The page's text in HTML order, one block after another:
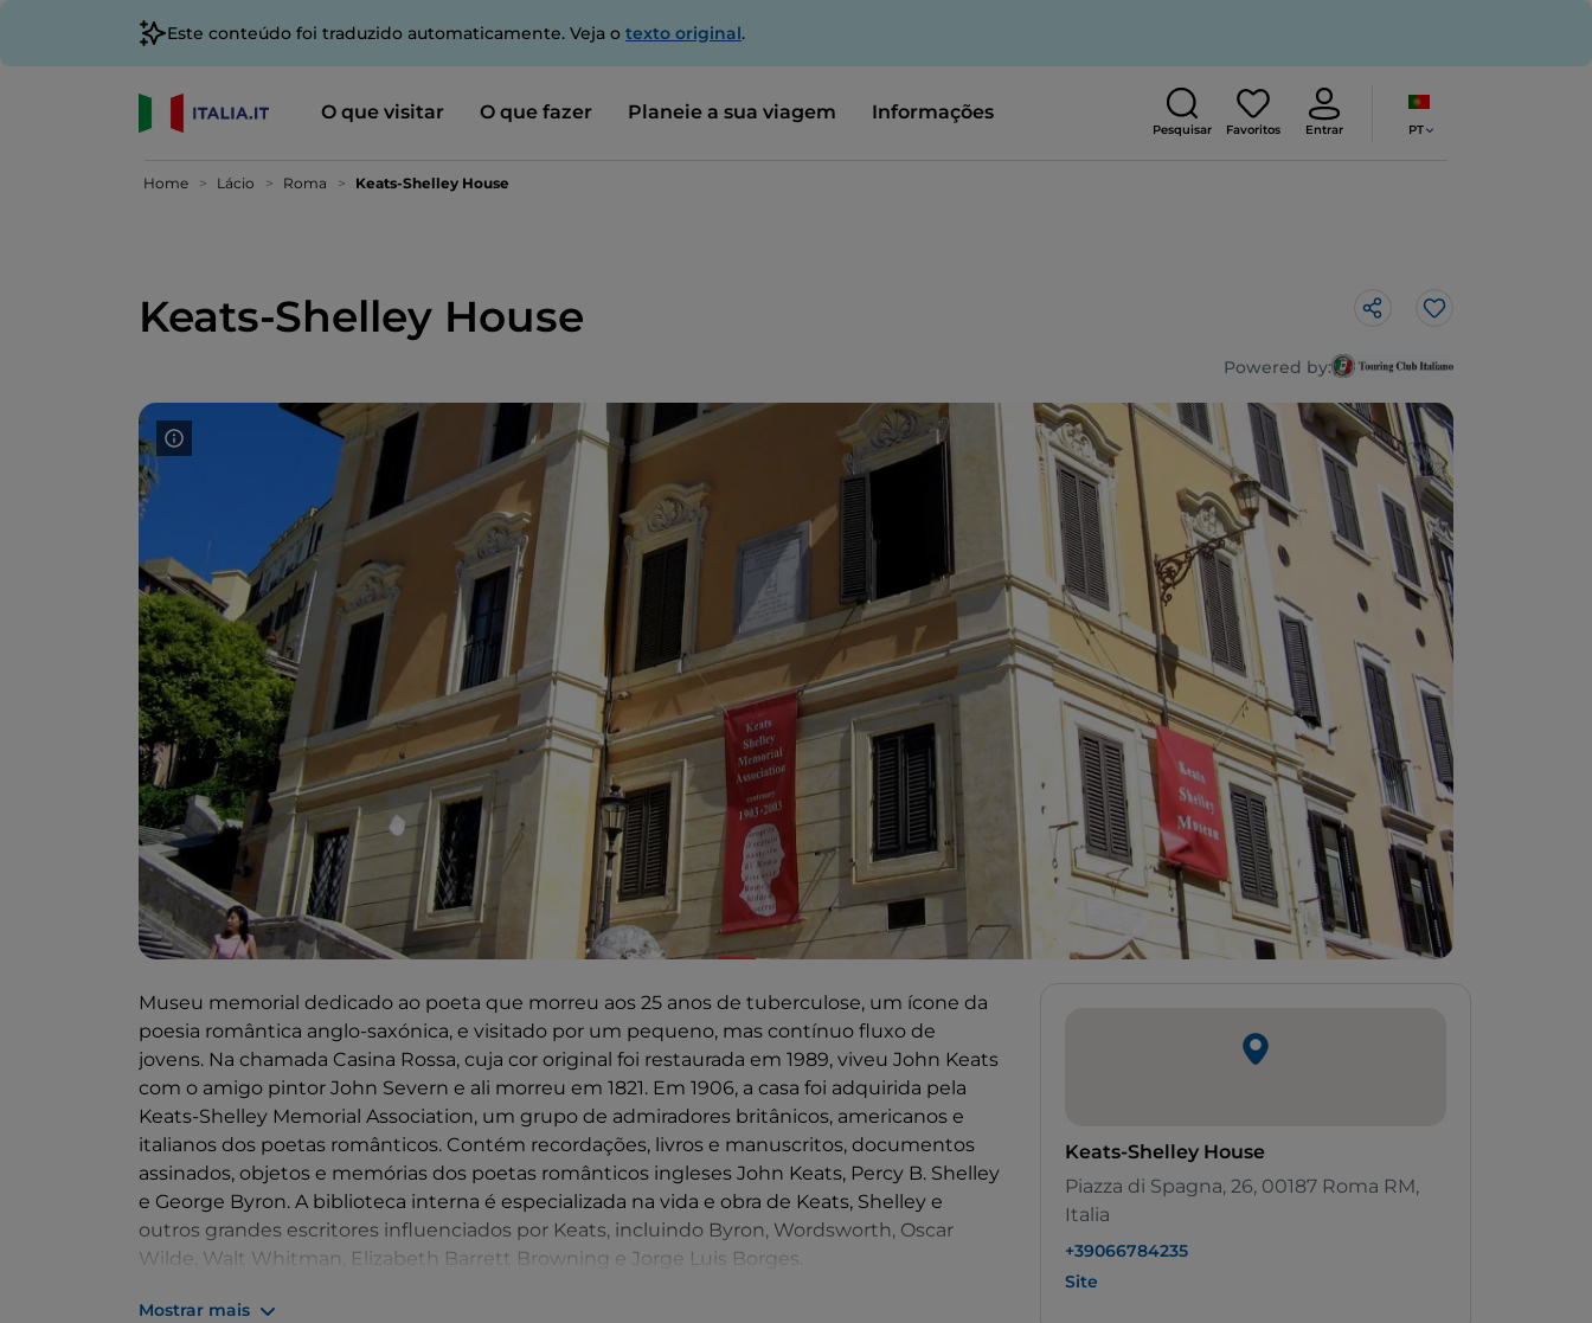
Este conteúdo foi traduzido automaticamente. Veja o texto original.
O que visitar O que fazer Planeie a sua viagem Informações
Pesquisar Favoritos Entrar PT
Home Lácio Roma Keats-Shelley House
Keats-Shelley House Gosto
Powered by:
Museu memorial dedicado ao poeta que morreu aos 25 anos de tuberculose, um ícone da
poesia romântica anglo-saxónica, e visitado por um pequeno, mas contínuo fluxo de
jovens. Na chamada Casina Rossa, cuja cor original foi restaurada em 1989, viveu John Keats
com o amigo pintor John Severn e ali morreu em 1821. Em 1906, a casa foi adquirida pela
Keats-Shelley Memorial Association, um grupo de admiradores britânicos, americanos e
italianos dos poetas românticos. Contém recordações, livros e manuscritos, documentos
assinados, objetos e memórias dos poetas românticos ingleses John Keats, Percy B. Shelley
e George Byron. A biblioteca interna é especializada na vida e obra de Keats, Shelley e
outros grandes escritores influenciados por Keats, incluindo Byron, Wordsworth, Oscar
Wilde, Walt Whitman, Elizabeth Barrett Browning e Jorge Luis Borges.
Dos terraços do primeiro e segundo andares pode desfrutar de uma vista espetacular da
Mostrar mais
Keats-Shelley House
Piazza di Spagna, 26, 00187 Roma RM,
Italia
+39066784235
Site